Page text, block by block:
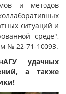
и методов
ситуаций и
среде",
№ 22-71-10093.
удачных
а также